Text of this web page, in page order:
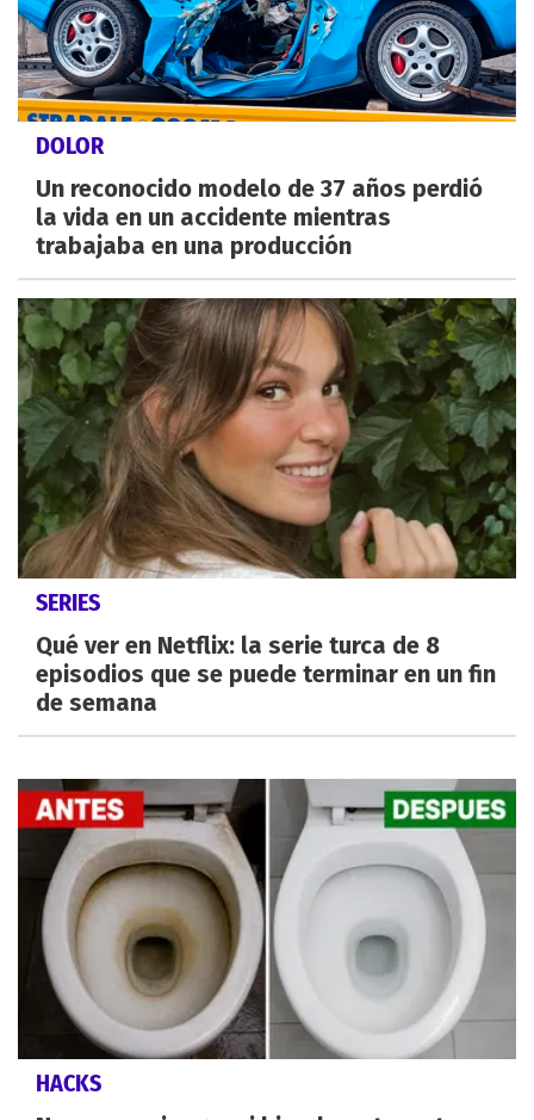
DOLOR
Un reconocido modelo de 37 años perdió
la vida en un accidente mientras
trabajaba en una producción
SERIES
Qué ver en Netflix: la serie turca de 8
episodios que se puede terminar en un fin
de semana
HACKS